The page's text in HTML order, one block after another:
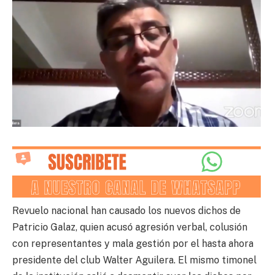
Revuelo nacional han causado los nuevos dichos de
Patricio Galaz, quien acusó agresión verbal, colusión
con representantes y mala gestión por el hasta ahora
presidente del club Walter Aguilera. El mismo timonel